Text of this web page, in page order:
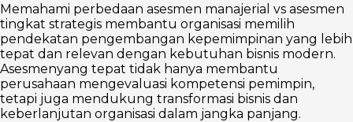
Memahami perbedaan asesmen manajerial vs asesmen
tingkat strategis membantu organisasi memilih
pendekatan pengembangan kepemimpinan yang lebih
tepat dan relevan dengan kebutuhan bisnis modern.
Asesmenyang tepat tidak hanya membantu
perusahaan mengevaluasi kompetensi pemimpin,
tetapi juga mendukung transformasi bisnis dan
keberlanjutan organisasi dalam jangka panjang.